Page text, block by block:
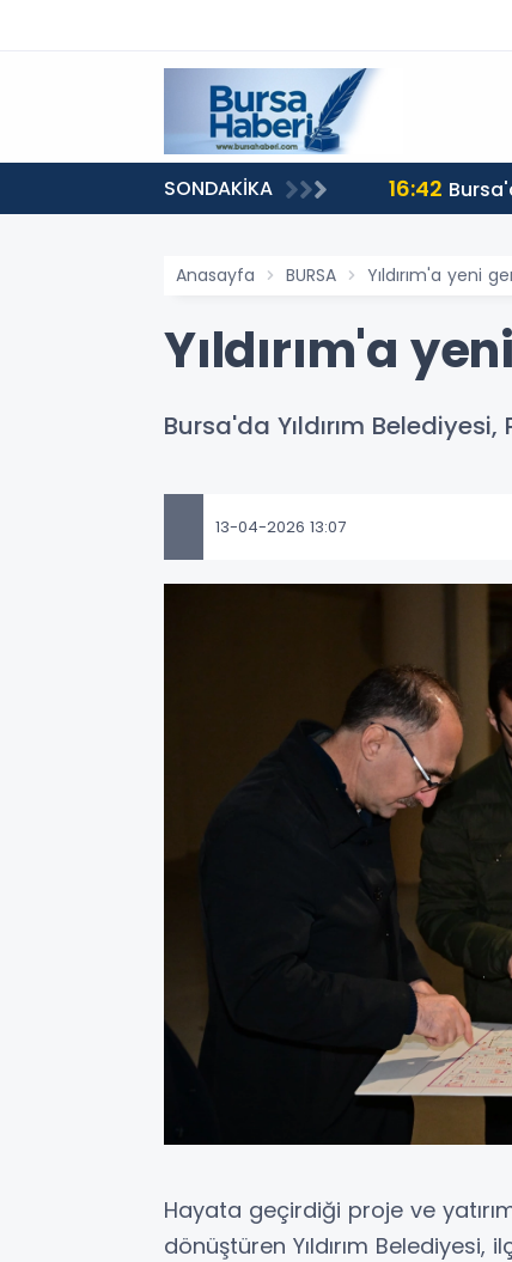
SONDAKİKA 16:42
Anasayfa BURSA Yıldırım'a yeni
Yıldırım'a
Bursa'da Yıldırım
13-04-2026 13:07
Hayata geçirdiği proje ve
dönüştüren Yıldırım